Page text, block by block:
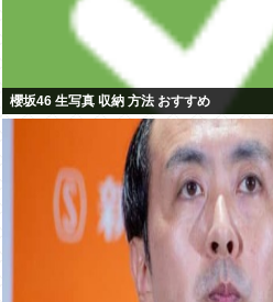
櫻坂46 生写真 収納 方法 おすすめ